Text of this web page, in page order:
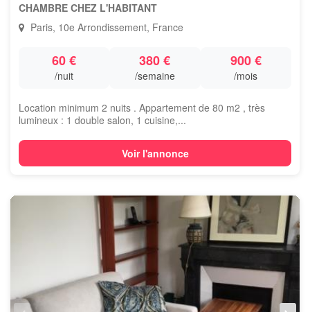
CHAMBRE CHEZ L'HABITANT
Paris, 10e Arrondissement, France
60 €
/nuit
380 €
/semaine
900 €
/mois
Location minimum 2 nuits . Appartement de 80 m2 , très
lumineux : 1 double salon, 1 cuisine,...
Voir l'annonce